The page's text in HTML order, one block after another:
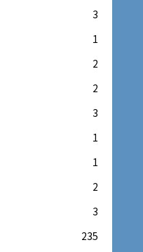
3
1
2
2
3
1
1
2
3
235